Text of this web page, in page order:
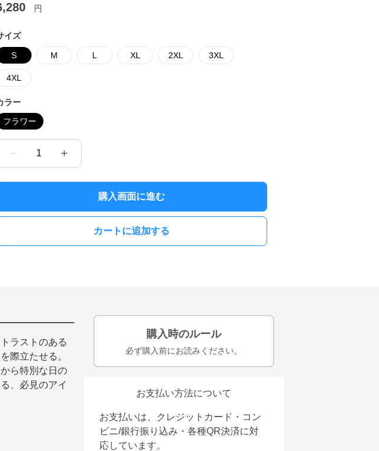
円
イズ
S M L XL 2XL 3XL
4XL
ラー
フラワー
1
購入画面に進む
カートに追加する
ラストのある
際立たせる。
ら特別な日の
、必見のアイ
購入時のルール
必ず購入前にお読みください。
お支払い方法について
お支払いは、クレジットカード・コン
ビニ/銀行振り込み・各種QR決済に対
応しています。